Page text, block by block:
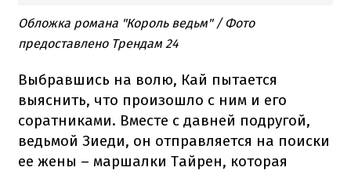
Обложка романа "Король ведьм" / Фото
предоставлено Трендам 24
Выбравшись на волю, Кай пытается
выяснить, что произошло с ним и его
соратниками. Вместе с давней подругой,
ведьмой Зиеди, он отправляется на поиски
ее жены – маршалки Тайрен, которая